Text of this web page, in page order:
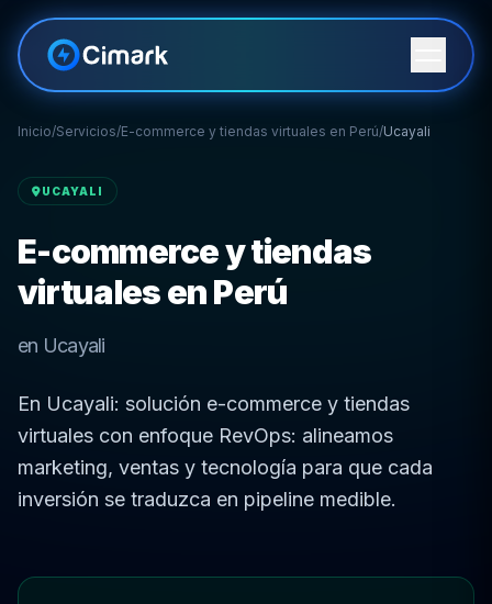
Inicio/Servicios/E-commerce y tiendas virtuales en Perú/Ucayali
UCAYALI
E-commerce y tiendas
virtuales en Perú
en Ucayali
En Ucayali: solución e-commerce y tiendas
virtuales con enfoque RevOps: alineamos
marketing, ventas y tecnología para que cada
inversión se traduzca en pipeline medible.